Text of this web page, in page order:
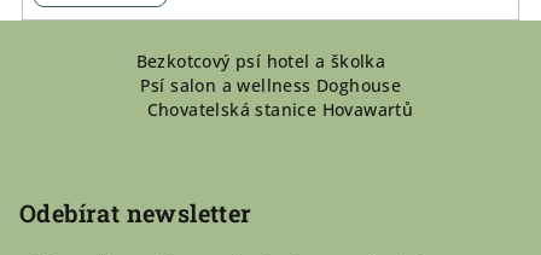
Bezkotcový psí hotel a školka
Psí salon a wellness Doghouse
Chovatelská stanice Hovawartů
Odebírat newsletter